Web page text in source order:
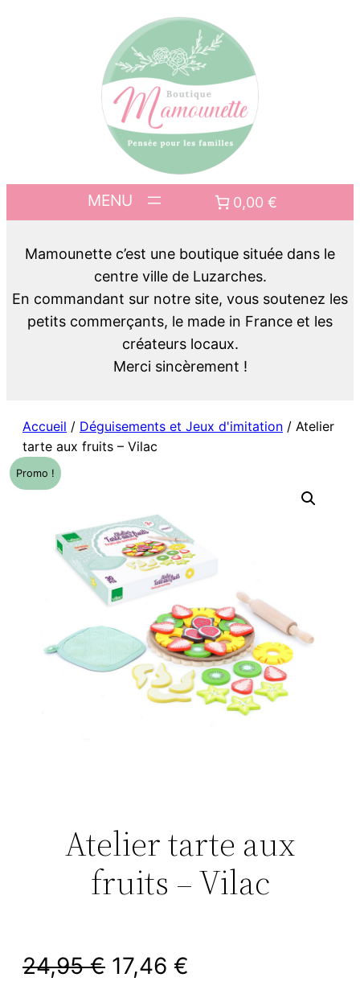
0,00 €
Mamounette c’est une boutique située dans le
centre ville de Luzarches.
En commandant sur notre site, vous soutenez les
petits commerçants, le made in France et les
créateurs locaux.
Merci sincèrement !
Accueil / Déguisements et Jeux d'imitation / Atelier
tarte aux fruits – Vilac
Promo !
Atelier tarte aux
fruits – Vilac
24,95€ L
17,46 €